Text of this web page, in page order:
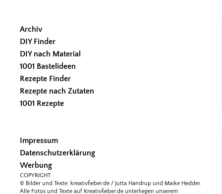
Archiv
DIY Finder
DIY nach Material
1001 Bastelideen
Rezepte Finder
Rezepte nach Zutaten
1001 Rezepte
Impressum
Datenschutzerklärung
Werbung
COPYRIGHT
© Bilder und Texte: kreativfieber.de / Jutta Handrup und Maike Hedder.
Alle Fotos und Texte auf Kreativfieber.de unterliegen unserem